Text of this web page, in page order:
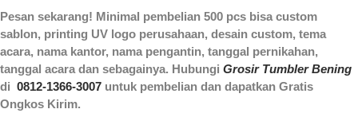
Pesan sekarang! Minimal pembelian 500 pcs bisa custom
sablon, printing UV logo perusahaan, desain custom, tema
acara, nama kantor, nama pengantin, tanggal pernikahan,
tanggal acara dan sebagainya. Hubungi Grosir Tumbler Bening
di 0812-1366-3007 untuk pembelian dan dapatkan Gratis
Ongkos Kirim.